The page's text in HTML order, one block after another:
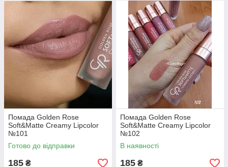
Помада Golden Rose
Soft&Matte Creamy Lipcolor
№101
Готово до відправки
185 ₴
Помада Golden Rose
Soft&Matte Creamy Lipcolor
№102
В наявності
185 ₴